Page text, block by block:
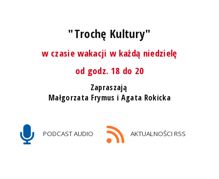
"Trochę Kultury"
w czasie wakacji w każdą niedzielę
od godz. 18 do 20
Zapraszają
Małgorzata Frymus i Agata Rokicka
PODCAST AUDIO AKTUALNOŚCI RSS